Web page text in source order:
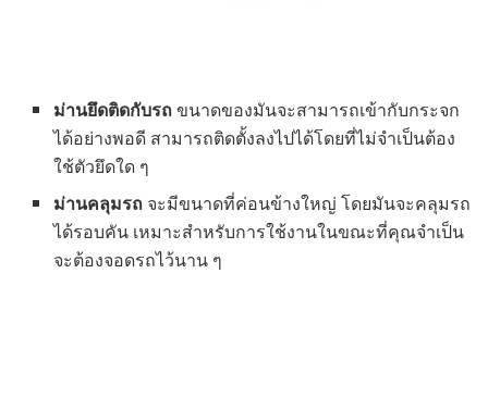
ม่านยึดติดกับรถขนาดของมันจะสามารถเข้ากับกระจก
ได้อย่างพอดี สามารถติดตั้งลงไปได้โดยที่ไม่จำเป็นต้อง
ใช้ตัวยึดใด ๆ
ม่านคลุมรถ จะมีขนาดที่ค่อนข้างใหญ่ โดยมันจะคลุมรถ
ได้รอบคัน เหมาะสำหรับการใช้งานในขณะที่คุณจำเป็น
จะต้องจอดรถไว้นาน ๆ